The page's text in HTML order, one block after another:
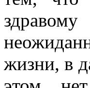
жизни, в